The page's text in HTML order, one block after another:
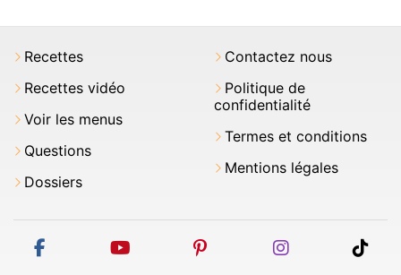
Recettes
Recettes vidéo
Voir les menus
Questions
Dossiers
Contactez nous
Politique de
confidentialité
Termes et conditions
Mentions légales
facebook youtube pinterest instagram